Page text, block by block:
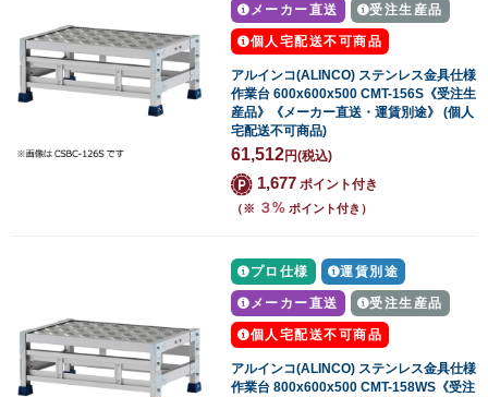
メーカー直送 受注生産品
個人宅配送不可商品
アルインコ(ALINCO) ステンレス金具仕様
作業台 600x600x500 CMT-156S《受注生
産品》《メーカー直送・運賃別途》 (個人
宅配送不可商品)
61,512円(税込)
1,677 ポイント付き
（※ ３% ポイント付き）
プロ仕様 運賃別途
メーカー直送 受注生産品
個人宅配送不可商品
アルインコ(ALINCO) ステンレス金具仕様
作業台 800x600x500 CMT-158WS《受注